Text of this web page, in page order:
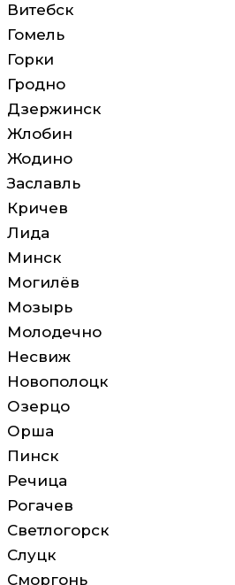
Витебск
Гомель
Горки
Гродно
Дзержинск
Жлобин
Жодино
Заславль
Кричев
Лида
Минск
Могилёв
Мозырь
Молодечно
Несвиж
Новополоцк
Озерцо
Орша
Пинск
Речица
Рогачев
Светлогорск
Слуцк
Сморгонь